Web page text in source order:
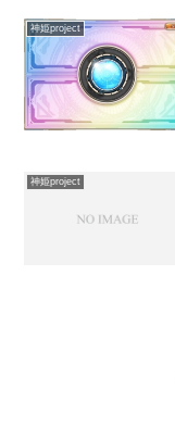
神姫project
神姫project